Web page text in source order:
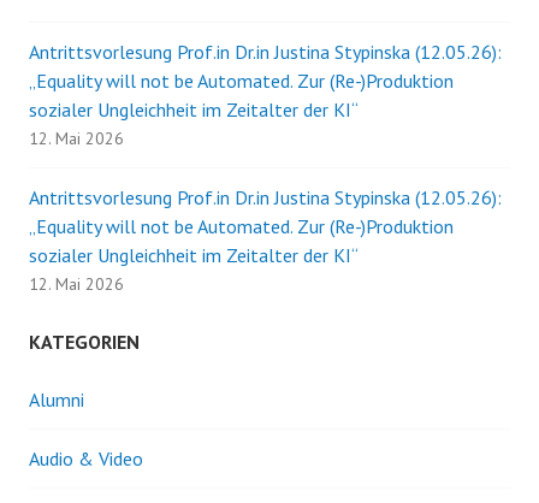
Antrittsvorlesung Prof.in Dr.in Justina Stypinska (12.05.26):
„Equality will not be Automated. Zur (Re-)Produktion
sozialer Ungleichheit im Zeitalter der KI“
12. Mai 2026
Antrittsvorlesung Prof.in Dr.in Justina Stypinska (12.05.26):
„Equality will not be Automated. Zur (Re-)Produktion
sozialer Ungleichheit im Zeitalter der KI“
12. Mai 2026
KATEGORIEN
Alumni
Audio & Video